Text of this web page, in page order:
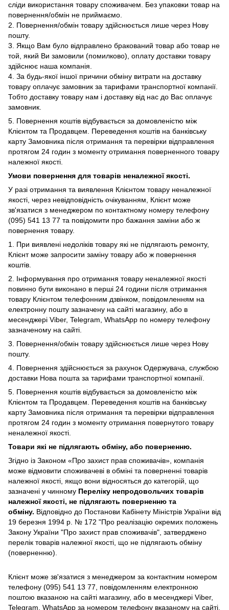
сліди використання товару споживачем. Без упаковки товар на
повернення/обмін не приймаємо.
2. Повернення/обмін товару здійснюється лише через Нову
пошту.
3. Якщо Вам було відправлено бракований товар або товар не
той, який Ви замовили (помилково), оплату доставки товару
здійснює наша компанія.
4. За будь-якої іншої причини обміну витрати на доставку
товару оплачує замовник за тарифами транспортної компанії.
Тобто доставку товару нам і доставку від нас до Вас оплачує
замовник.
5. Повернення коштів відбувається за домовленістю між
Клієнтом та Продавцем. Переведення коштів на банківську
карту Замовника після отримання та перевірки відправлення
протягом 24 годин з моменту отримання поверненного товару
належної якості.
Умови повернення для товарів неналежної якості.
У разі отримання та виявлення Клієнтом товару неналежної
якості, через невідповідність очікуванням, Клієнт може
зв'язатися з менеджером по контактному номеру телефону
(095) 541 13 77 та повідомити про бажання заміни або ж
повернення товару.
1. При виявлені недоліків товару які не підлягають ремонту,
Клієнт може запросити заміну товару або ж повернення
коштів.
2. Інформування про отримання товару неналежної якості
повинно бути виконано в перші 24 години після отримання
товару Клієнтом телефонним дзвінком, повідомленням на
електронну пошту зазначену на сайті магазину, або в
месенджері Viber, Telegram, WhatsApp по номеру телефону
зазначеному на сайті.
3. Повернення/обмін товару здійснюється лише через Нову
пошту.
4. Повернення здійснюється за рахунок Одержувача, службою
доставки Нова пошта за тарифами транспортної компанії.
5. Повернення коштів відбувається за домовленістю між
Клієнтом та Продавцем. Переведення коштів на банківську
карту Замовника після отримання та перевірки відправлення
протягом 24 годин з моменту отримання повернутого товару
неналежної якості.
Товари які не підлягають обміну, або поверненню.
Згідно із Законом «Про захист прав споживачів», компанія
може відмовити споживачеві в обміні та поверненні товарів
належної якості, якщо вони відносяться до категорій, що
зазначені у чинному Переліку непродовольчих товарів
належної якості, не підлягають поверненню та
обміну. Відповідно до Постанови Кабінету Міністрів України від
19 березня 1994 р. № 172 "Про реалізацію окремих положень
Закону України "Про захист прав споживачів", затверджено
перелік товарів належної якості, що не підлягають обміну
(поверненню).
Клієнт може зв'язатися з менеджером за контактним номером
телефону (095) 541 13 77, повідомленням електронною
поштою вказаною на сайті магазину, або в месенджері Viber,
Telegram, WhatsApp за номером телефону вказаному на сайті.